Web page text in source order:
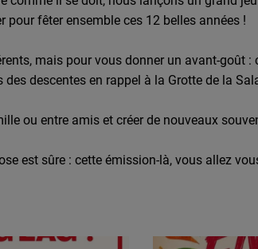
pour fêter ensemble ces 12 belles années !
mais pour vous donner un avant-goût :
des descentes en rappel à la Grotte de la
ou entre amis et créer de nouveaux
est sûre : cette émission-là, vous allez